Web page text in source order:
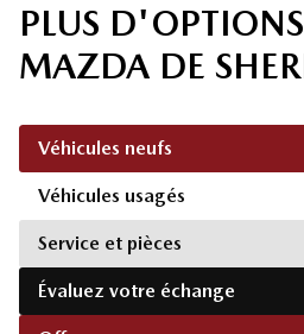
PLUS
MAZDA DE
Véhicules neufs
Véhicules usagés
Service et pièces
Évaluez votre échange